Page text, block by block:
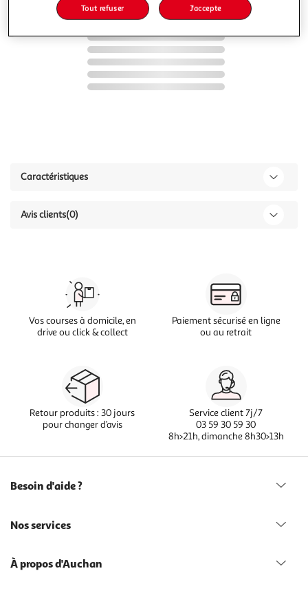
Caractéristiques
Avis clients(0)
Vos courses à domicile, en
drive ou click & collect
Paiement sécurisé en ligne
ou au retrait
Retour produits : 30 jours
pour changer d’avis
Service client 7j/7
03 59 30 59 30
8h>21h, dimanche 8h30>13h
Besoin d'aide ?
Nos services
À propos d'Auchan
Tout refuser J'accepte